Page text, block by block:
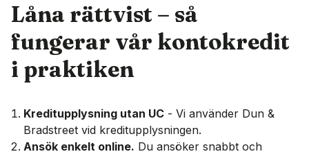
Låna rättvist – så
fungerar vår kontokredit
i praktiken
Kreditupplysning utan UC - Vi använder Dun &
Bradstreet vid kreditupplysningen.
Ansök enkelt online. Du ansöker snabbt och